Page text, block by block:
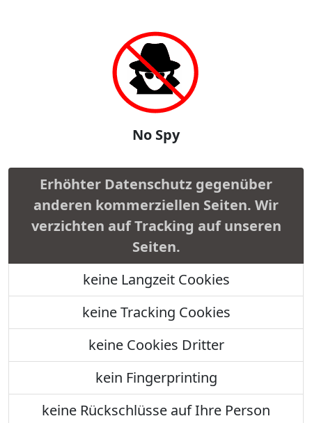
No Spy
Erhöhter Datenschutz gegenüber
anderen kommerziellen Seiten. Wir
verzichten auf Tracking auf unseren
Seiten.
keine Langzeit Cookies
keine Tracking Cookies
keine Cookies Dritter
kein Fingerprinting
keine Rückschlüsse auf Ihre Person